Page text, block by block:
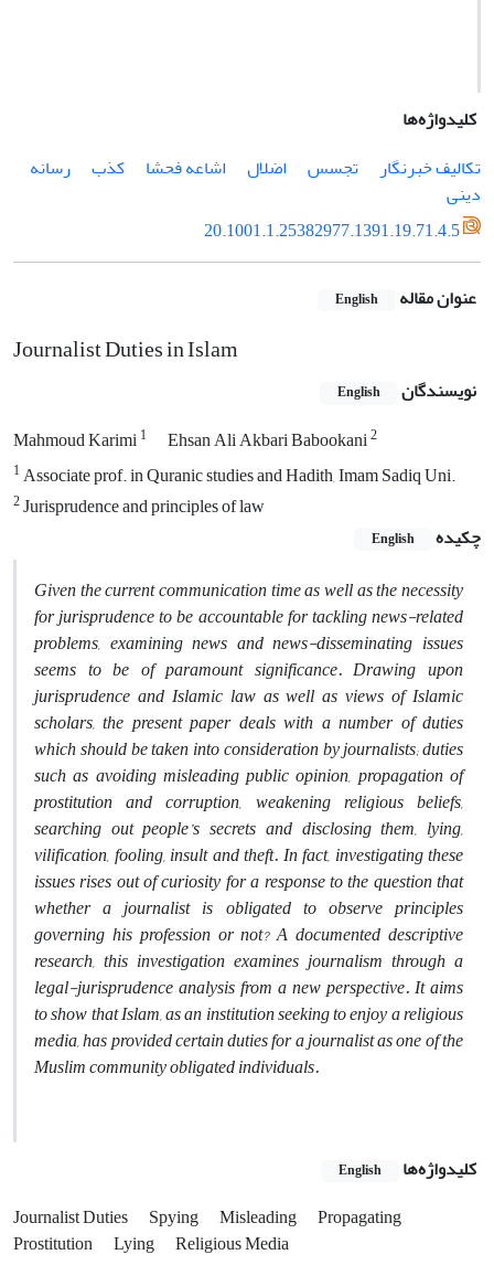
کلیدواژه‌ها
تکالیف خبرنگار
تجسس اضلال اشاعه فحشا کذب
رسانه
دینی
20.1001.1.25382977.1391.19.71.4.5
عنوان مقاله English
Journalist Duties in Islam
نویسندگان English
Mahmoud Karimi1 Ehsan Ali Akbari Babookani2
1Associate prof. in Quranic studies and Hadith, Imam Sadiq Uni.
2Jurisprudence and principles of law
چکیده
English
Given the current communication time as well as the necessity
for jurisprudence to be accountable for tackling news-related
problems, examining news and news-disseminating issues
seems to be of paramount significance. Drawing upon
jurisprudence and Islamic law as well as views of Islamic
scholars, the present paper deals with a number of duties
which should be taken into consideration by journalists; duties
such as avoiding misleading public opinion, propagation of
prostitution and corruption, weakening religious beliefs,
searching out people’s secrets and disclosing them, lying,
vilification, fooling, insult and theft. In fact, investigating these
issues rises out of curiosity for a response to the question that
whether a journalist is obligated to observe principles
governing his profession or not? A documented descriptive
research, this investigation examines journalism through a
legal-jurisprudence analysis from a new perspective. It aims
to show that Islam, as an institution seeking to enjoy a religious
media, has provided certain duties for a journalist as one of the
Muslim community obligated individuals.
کلیدواژه‌ها English
Journalist Duties Spying Misleading
Propagating
Prostitution
Lying
Religious Media